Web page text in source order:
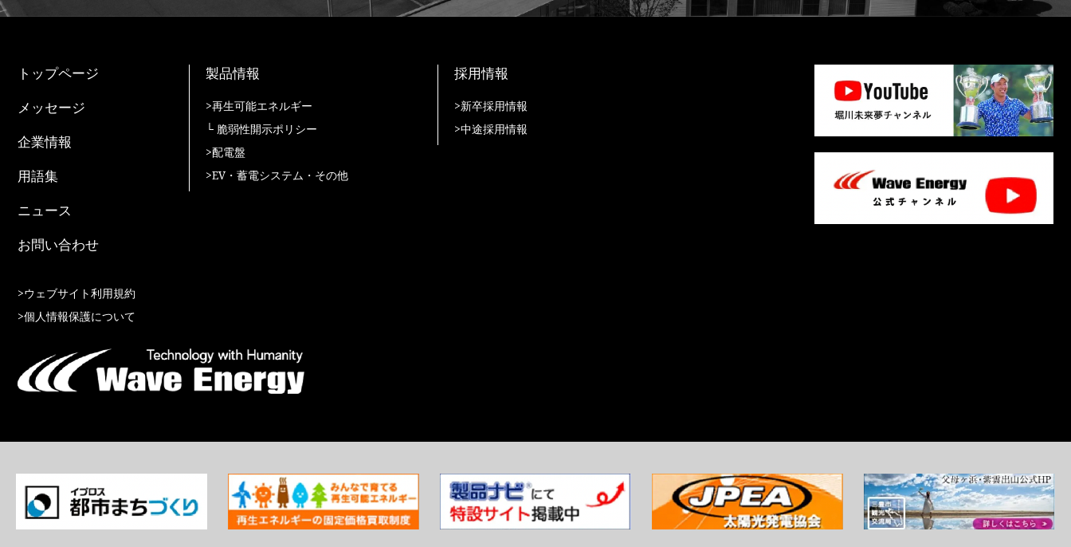
トップページ
メッセージ
企業情報
用語集
ニュース
お問い合わせ
製品情報
>再生可能エネルギー
└ 脆弱性開示ポリシー
>配電盤
>EV・蓄電システム・その他
採用情報
>新卒採用情報
>中途採用情報
>ウェブサイト利用規約
>個人情報保護について